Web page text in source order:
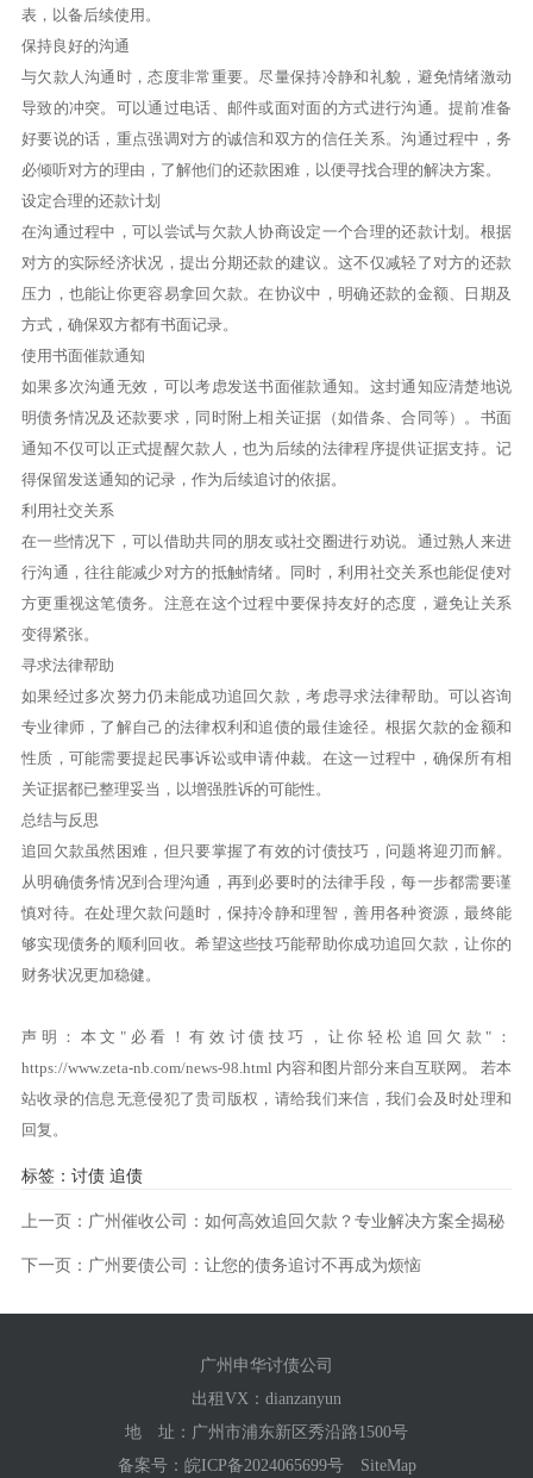
表，以备后续使用。
保持良好的沟通
与欠款人沟通时，态度非常重要。尽量保持冷静和礼貌，避免情绪激动
导致的冲突。可以通过电话、邮件或面对面的方式进行沟通。提前准备
好要说的话，重点强调对方的诚信和双方的信任关系。沟通过程中，务
必倾听对方的理由，了解他们的还款困难，以便寻找合理的解决方案。
设定合理的还款计划
在沟通过程中，可以尝试与欠款人协商设定一个合理的还款计划。根据
对方的实际经济状况，提出分期还款的建议。这不仅减轻了对方的还款
压力，也能让你更容易拿回欠款。在协议中，明确还款的金额、日期及
方式，确保双方都有书面记录。
使用书面催款通知
如果多次沟通无效，可以考虑发送书面催款通知。这封通知应清楚地说
明债务情况及还款要求，同时附上相关证据（如借条、合同等）。书面
通知不仅可以正式提醒欠款人，也为后续的法律程序提供证据支持。记
得保留发送通知的记录，作为后续追讨的依据。
利用社交关系
在一些情况下，可以借助共同的朋友或社交圈进行劝说。通过熟人来进
行沟通，往往能减少对方的抵触情绪。同时，利用社交关系也能促使对
方更重视这笔债务。注意在这个过程中要保持友好的态度，避免让关系
变得紧张。
寻求法律帮助
如果经过多次努力仍未能成功追回欠款，考虑寻求法律帮助。可以咨询
专业律师，了解自己的法律权利和追债的最佳途径。根据欠款的金额和
性质，可能需要提起民事诉讼或申请仲裁。在这一过程中，确保所有相
关证据都已整理妥当，以增强胜诉的可能性。
总结与反思
追回欠款虽然困难，但只要掌握了有效的讨债技巧，问题将迎刃而解。
从明确债务情况到合理沟通，再到必要时的法律手段，每一步都需要谨
慎对待。在处理欠款问题时，保持冷静和理智，善用各种资源，最终能
够实现债务的顺利回收。希望这些技巧能帮助你成功追回欠款，让你的
财务状况更加稳健。
声明：本文"必看！有效讨债技巧，让你轻松追回欠款"：
https://www.zeta-nb.com/news-98.html 内容和图片部分来自互联网。 若本
站收录的信息无意侵犯了贵司版权，请给我们来信，我们会及时处理和
回复。
标签： 讨债 追债
上一页： 广州催收公司：如何高效追回欠款？专业解决方案全揭秘
下一页： 广州要债公司：让您的债务追讨不再成为烦恼
广州申华讨债公司
出租VX： dianzanyun
地 址：广州市浦东新区秀沿路1500号
备案号： 皖ICP备2024065699号 SiteMap